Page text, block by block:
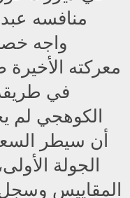
منافسه
واجه
معركته
في
الكوهجي لم
أن سيطر
الجولة
المقاييس